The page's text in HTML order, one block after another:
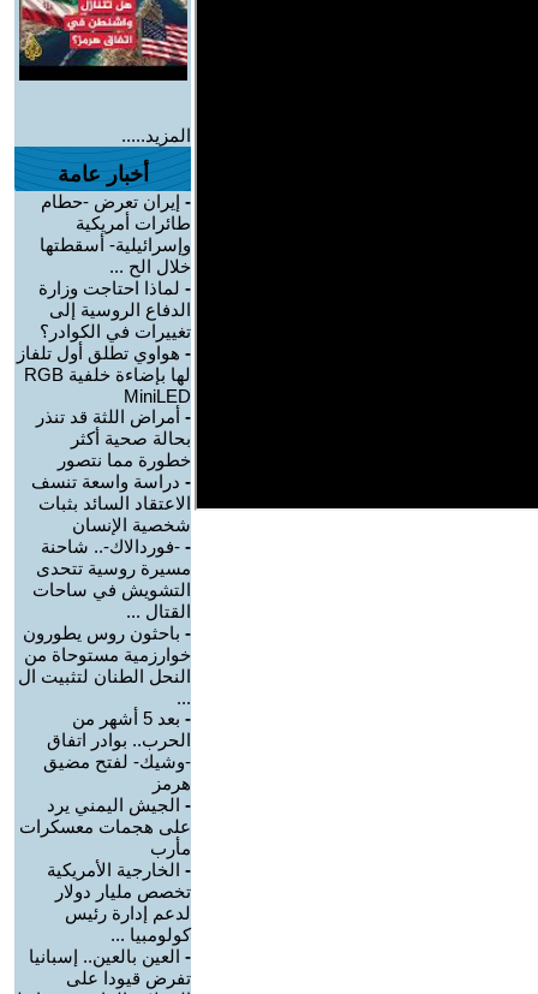
المزيد.....
أخبار عامة
- إيران تعرض -حطام
طائرات أمريكية
وإسرائيلية- أسقطتها
خلال الح ...
- لماذا احتاجت وزارة
الدفاع الروسية إلى
تغييرات في الكوادر؟
- هواوي تطلق أول تلفاز
لها بإضاءة خلفية RGB
MiniLED
- أمراض اللثة قد تنذر
بحالة صحية أكثر
خطورة مما نتصور
- دراسة واسعة تنسف
الاعتقاد السائد بثبات
شخصية الإنسان
- -فوردالاك-.. شاحنة
مسيرة روسية تتحدى
التشويش في ساحات
القتال ...
- باحثون روس يطورون
خوارزمية مستوحاة من
النحل الطنان لتثبيت ال
...
-
بعد 5 أشهر من
الحرب.. بوادر اتفاق
-وشيك- لفتح مضيق
هرمز
- الجيش اليمني يرد
على هجمات معسكرات
مأرب
- الخارجية الأمريكية
تخصص مليار دولار
لدعم إدارة رئيس
كولومبيا ...
- العين بالعين.. إسبانيا
تفرض قيودا على